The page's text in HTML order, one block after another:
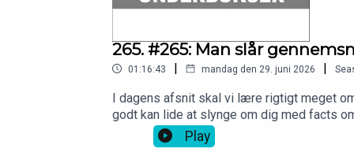
265. #265: Man slår
01:16:43 | mandag den 29. juni 2026 |
I dagens afsnit skal vi lære rigtigt meget
godt kan lide at slynge om dig med facts
live med os på Discord kan dustøtte os
bit.ly/vushop. Der er enhønsetrøje! Send
Play